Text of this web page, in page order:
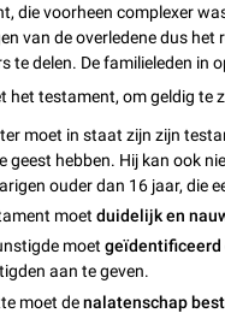
die voorheen complexer
van de overledene dus
te delen. De familieleden in
het testament, om geldig te
moet in staat zijn zijn
geest hebben. Hij kan ook
ouder dan 16 jaar, die
moetduidelijk en
moet
aan te geven.
moet denalatenschap